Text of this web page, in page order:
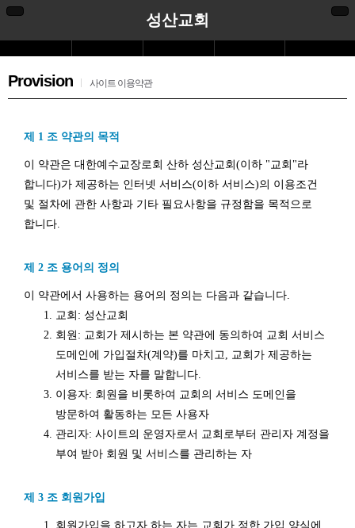
성산교회
Provision 사이트 이용약관
제 1 조 약관의 목적
이 약관은 대한예수교장로회 산하 성산교회(이하 "교회"라
합니다)가 제공하는 인터넷 서비스(이하 서비스)의 이용조건
및 절차에 관한 사항과 기타 필요사항을 규정함을 목적으로
합니다.
제 2 조 용어의 정의
이 약관에서 사용하는 용어의 정의는 다음과 같습니다.
교회: 성산교회
회원: 교회가 제시하는 본 약관에 동의하여 교회 서비스
도메인에 가입절차(계약)를 마치고, 교회가 제공하는
서비스를 받는 자를 말합니다.
이용자: 회원을 비롯하여 교회의 서비스 도메인을
방문하여 활동하는 모든 사용자
관리자: 사이트의 운영자로서 교회로부터 관리자 계정을
부여 받아 회원 및 서비스를 관리하는 자
제 3 조 회원가입
회원가입을 하고자 하는 자는 교회가 정한 가입 양식에